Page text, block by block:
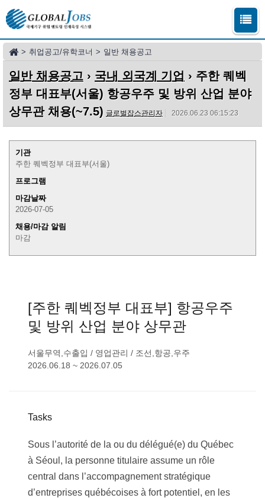
> 취업공고/유학코너 > 일반 채용공고
일반 채용공고 › 국내 외국계 기업 › 주한 퀘벡
정부 대표부(서울) 항공우주 및 방위 산업 분야
상무관 채용(~7.5) 글로벌잡스관리자 2026.06.23 06:15:23
기관
주한 퀘벡정부 대표부(서울)
프로그램
마감날짜
2026-07-05
채용/마감 알림
마감
[주한 퀘벡정부 대표부] 항공우주
및 방위 산업 분야 상무관
서울무역,수출입 / 영업관리 / 조선,항공,우주
2026.06.18 ~ 2026.07.05
Tasks
Sous l’autorité de la ou du délégué(e) du Québec
à Séoul, la personne titulaire assume un rôle
central dans l’accompagnement stratégique
d’entreprises québécoises à fort potentiel, en les